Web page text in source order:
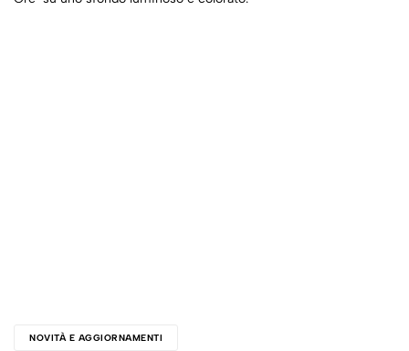
NOVITÀ E AGGIORNAMENTI